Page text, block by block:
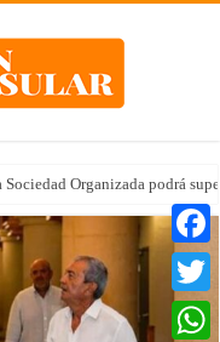
Organizada podrá
Twitter